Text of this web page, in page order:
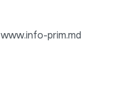
www.info-prim.md